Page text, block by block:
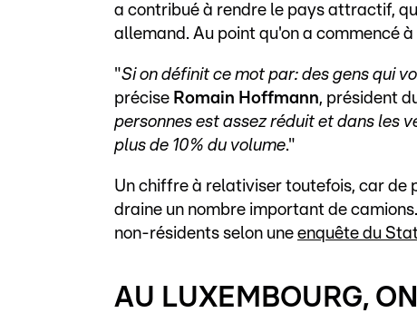
a contribué à rendre le pays attractif,
allemand. Au point qu'on a commencé
"Si on définit ce mot par: des gens qui
précise Romain Hoffmann, président
personnes est assez réduit et dans les
plus de 10% du volume."
Un chiffre à relativiser toutefois, car de
draine un nombre important de
non-résidents selon une enquête du
AU LUXEMBOURG,